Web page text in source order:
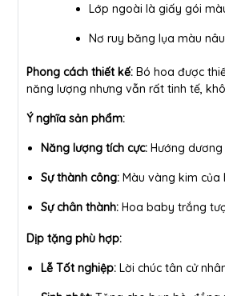
Lớp ngoài là giấy gói
Nơ ruy băng lụa màu
Phong cách thiết kế: Bó hoa được
năng lượng nhưng vẫn rất tinh tế,
Ý nghĩa sản phẩm:
Năng lượng tích cực: Hướng
Sự thành công: Màu vàng kim của
Sự chân thành: Hoa baby trắng
Dịp tặng phù hợp:
Lễ Tốt nghiệp: Lời chúc tân cử